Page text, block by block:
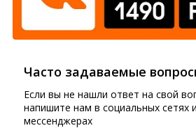
Часто задаваемые
Если вы не нашли ответ на свой
напишите нам в социальных сетях
мессенджерах